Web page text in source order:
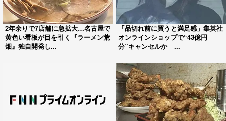
2年余りで7店舗に急拡大…名古屋で
黄色い看板が目を引く『ラーメン荒
畑』独自開発し...
「品切れ前に買うと満足感」集英社
オンラインショップで“43億円
分”キャンセルか ...